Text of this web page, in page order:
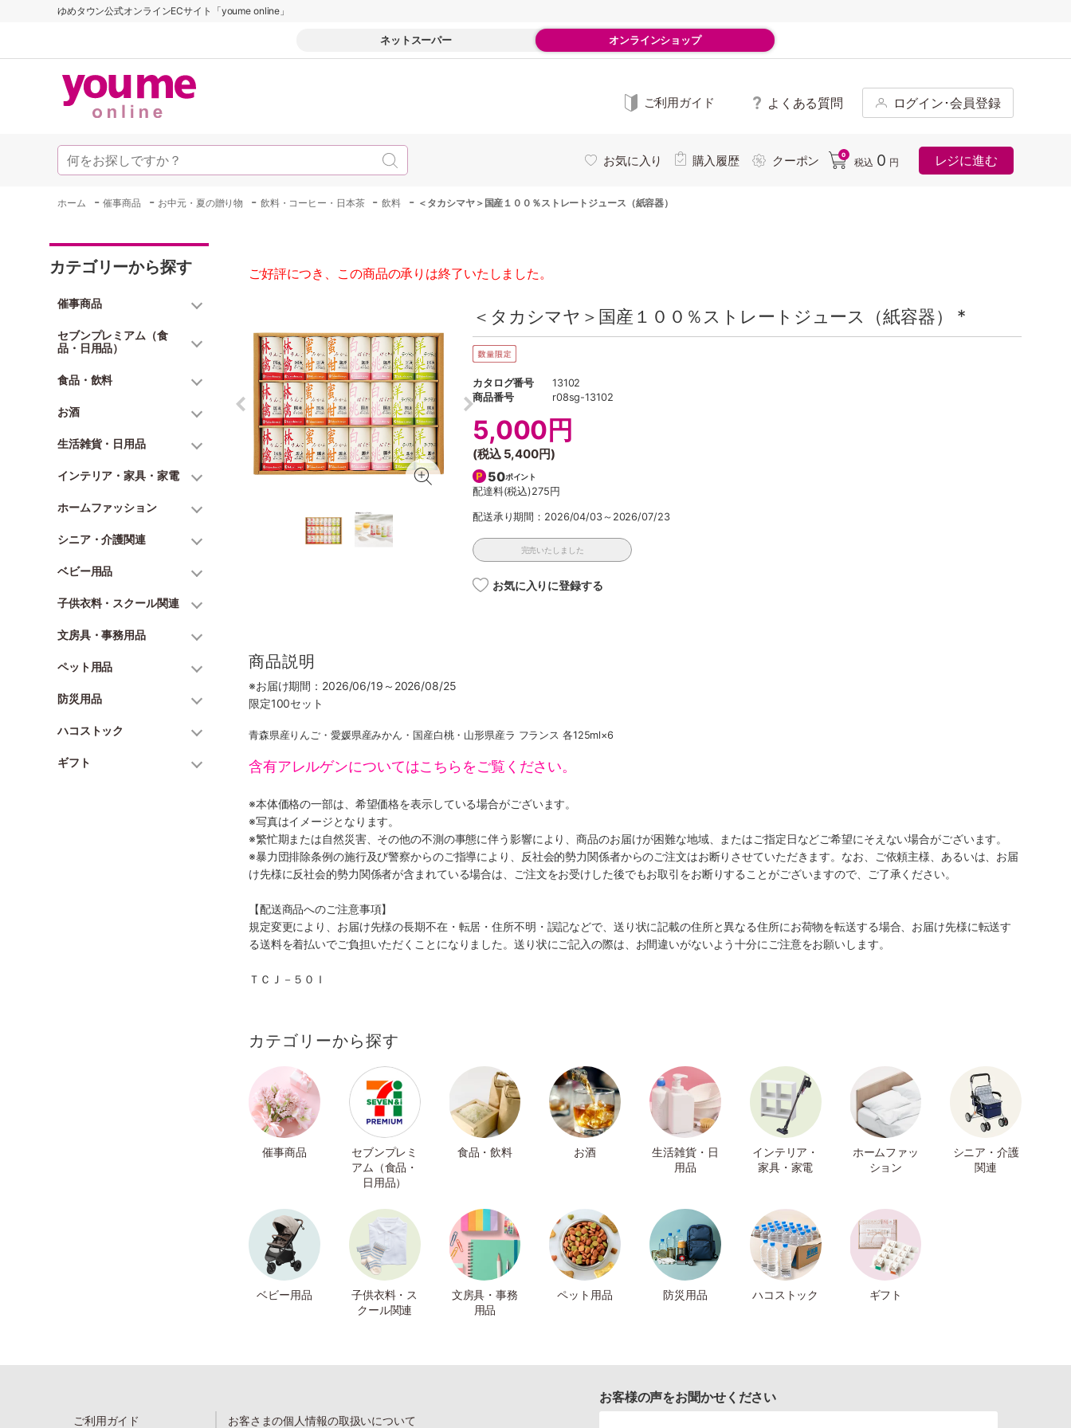
ゆめタウン公式オンラインECサイト「youme online」
ネットスーパー オンラインショップ
ご利用ガイド よくある質問 ログイン･会員登録
お気に入り 購入履歴 クーポン 0
税込 0 円 レジに進む
ホーム -催事商品 - お中元・夏の贈り物 - 飲料・コーヒー・日本茶 -飲料 - ＜タカシマヤ＞国産１００％ストレートジュース（紙容器）
カテゴリーから探す
催事商品
セブンプレミアム（食
品・日用品）
食品・飲料
お酒
生活雑貨・日用品
インテリア・家具・家電
ホームファッション
シニア・介護関連
ベビー用品
子供衣料・スクール関連
文房具・事務用品
ペット用品
防災用品
ハコストック
ギフト
ご好評につき、この商品の承りは終了いたしました。
＜タカシマヤ＞国産１００％ストレートジュース（紙容器） *
カタログ番号
13102
商品番号
r08sg-13102
5,000円
(税込 5,400円)
50ポイント
配達料(税込)275円
配送承り期間：2026/04/03～2026/07/23
完売いたしました
お気に入りに登録する
商品説明
※お届け期間：2026/06/19～2026/08/25
限定100セット
青森県産りんご・愛媛県産みかん・国産白桃・山形県産ラ フランス 各125ml×6
含有アレルゲンについてはこちらをご覧ください。
※本体価格の一部は、希望価格を表示している場合がございます。
※写真はイメージとなります。
※繁忙期または自然災害、その他の不測の事態に伴う影響により、商品のお届けが困難な地域、またはご指定日などご希望にそえない場合がございます。
※暴力団排除条例の施行及び警察からのご指導により、反社会的勢力関係者からのご注文はお断りさせていただきます。なお、ご依頼主様、あるいは、お届
け先様に反社会的勢力関係者が含まれている場合は、ご注文をお受けした後でもお取引をお断りすることがございますので、ご了承ください。
【配送商品へのご注意事項】
規定変更により、お届け先様の長期不在・転居・住所不明・誤記などで、送り状に記載の住所と異なる住所にお荷物を転送する場合、お届け先様に転送す
る送料を着払いでご負担いただくことになりました。送り状にご記入の際は、お間違いがないよう十分にご注意をお願いします。
ＴＣＪ－５０Ｉ
カテゴリーから探す
催事商品
セブンプレミ
アム（食品・
日用品）
食品・飲料 お酒
生活雑貨・日
用品
インテリア・
家具・家電
ホームファッ
ション
シニア・介護
関連
ベビー用品
子供衣料・ス
クール関連
文房具・事務
用品
ペット用品 防災用品 ハコストック ギフト
ご利用ガイド お客さまの個人情報の取扱いについて
お客様の声をお聞かせください